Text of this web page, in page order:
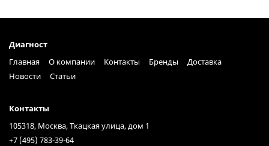
Диагност
Главная
О компании Контакты Бренды
Доставка
Новости
Статьи
Контакты
105318, Москва, Ткацкая улица, дом 1
+7 (495) 783-39-64